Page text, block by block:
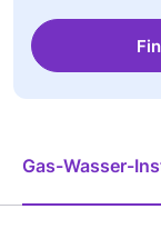
Gas-Wasser-